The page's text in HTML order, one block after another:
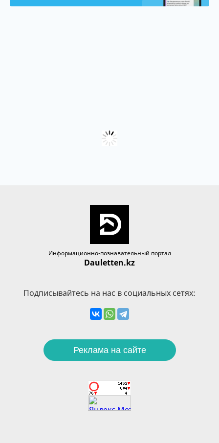
Информационно-познавательный портал
Dauletten.kz
Подписывайтесь на нас в социальных сетях:
Реклама на сайте